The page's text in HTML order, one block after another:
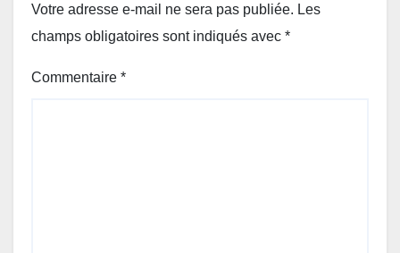
Votre adresse e-mail ne sera pas publiée. Les
champs obligatoires sont indiqués avec *
Commentaire *